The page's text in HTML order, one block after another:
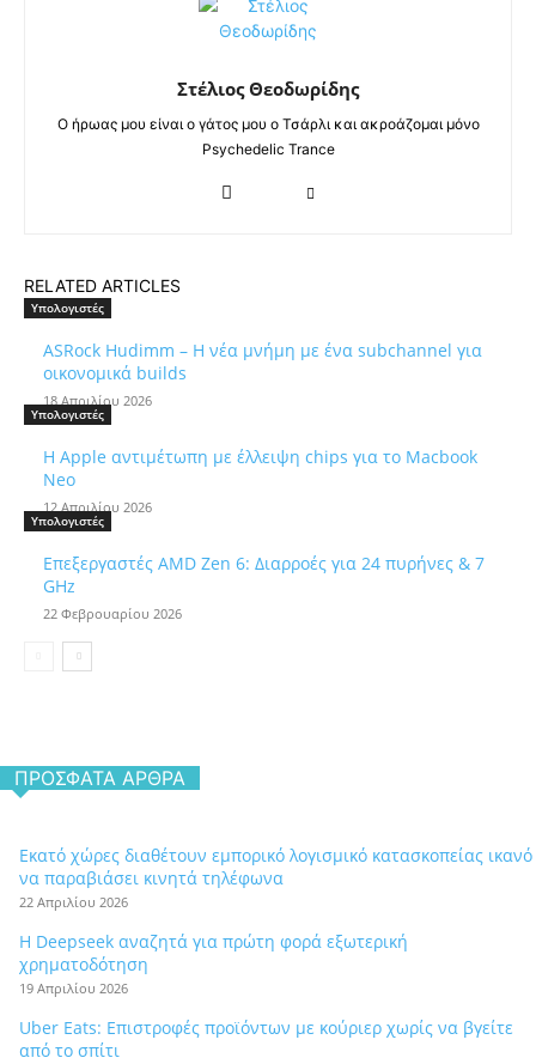
Στέλιος Θεοδωρίδης
Ο ήρωας μου είναι ο γάτος μου ο Τσάρλι και ακροάζομαι μόνο
Psychedelic Trance
RELATED ARTICLES
Υπολογιστές
ASRock Hudimm – Η νέα μνήμη με ένα subchannel για
οικονομικά builds
18 Απριλίου 2026
Υπολογιστές
Η Apple αντιμέτωπη με έλλειψη chips για το Macbook
Neo
12 Απριλίου 2026
Υπολογιστές
Επεξεργαστές AMD Zen 6: Διαρροές για 24 πυρήνες & 7
GHz
22 Φεβρουαρίου 2026
ΠΡΌΣΦΑΤΑ ΆΡΘΡΑ
Εκατό χώρες διαθέτουν εμπορικό λογισμικό κατασκοπείας ικανό
να παραβιάσει κινητά τηλέφωνα
22 Απριλίου 2026
Η Deepseek αναζητά για πρώτη φορά εξωτερική
χρηματοδότηση
19 Απριλίου 2026
Uber Eats: Επιστροφές προϊόντων με κούριερ χωρίς να βγείτε
από το σπίτι